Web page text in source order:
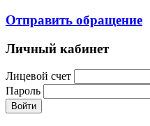
Отправить обращение
Личный кабинет
Лицевой счет
Пароль
Войти